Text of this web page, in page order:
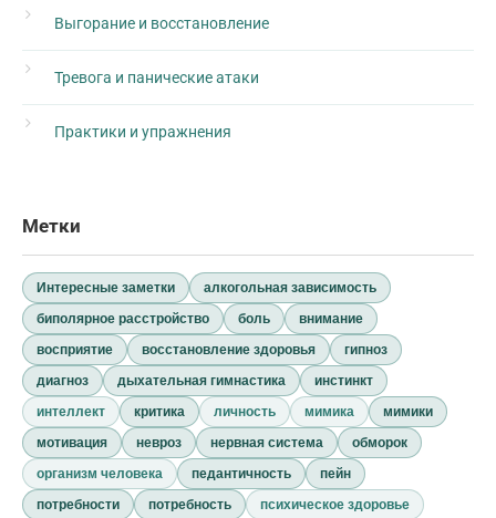
Выгорание и восстановление
Тревога и панические атаки
Практики и упражнения
Метки
Интересные заметки
алкогольная зависимость
биполярное расстройство
боль
внимание
восприятие
восстановление здоровья
гипноз
диагноз
дыхательная гимнастика
инстинкт
интеллект
критика личность мимика
мимики
мотивация
невроз нервная система
обморок
организм человека
педантичность
пейн
потребности
потребность
психическое здоровье